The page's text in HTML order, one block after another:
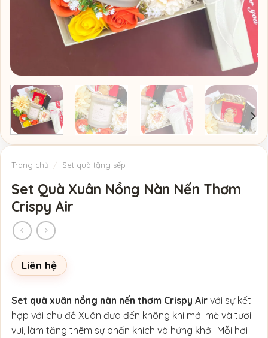
Trang chủ / Set quà tặng sếp
Set Quà Xuân Nồng Nàn Nến Thơm
Crispy Air
Liên hệ
Set quà xuân nồng nàn nến thơm Crispy Air với sự kết
hợp với chủ đề Xuân đưa đến không khí mới mẻ và tươi
vui, làm tăng thêm sự phấn khích và hứng khởi. Mỗi hơi